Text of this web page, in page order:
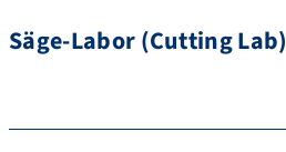
Säge-Labor (Cutting Lab)